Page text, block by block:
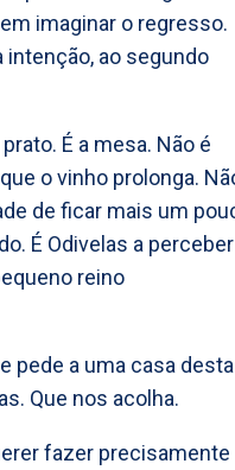
imaginar o regresso.
intenção, ao segundo
É a mesa. Não é
o vinho prolonga.
de ficar mais um
É Odivelas a perceber
reino
pede a uma casa
Que nos acolha.
fazer precisamente